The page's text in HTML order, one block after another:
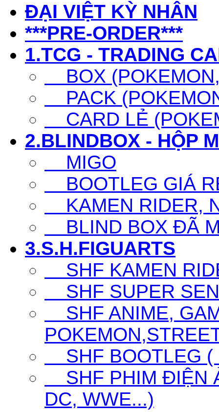
ĐẠI VIỆT KỲ NHÂN
***PRE-ORDER***
1.TCG - TRADING
BOX
PACK
CARD LẺ
2.BLINDBOX - HỘP
MIGO
BOOTLEG GIÁ
KAMEN RIDER,
BLIND BOX ĐÃ
3.S.H.FIGUARTS
SHF KAMEN
SHF SUPER
SHF ANIME,
SHF BOOTLEG (
SHF PHIM ĐIỆN
DC, WWE...)